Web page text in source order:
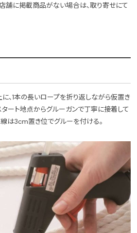
に掲載商品がない場合は、取り寄せにて
、1本の長いロープを折り返しながら仮置き
タート地点からグルーガンで丁寧に接着して
線は3cm置き位でグルーを付ける。